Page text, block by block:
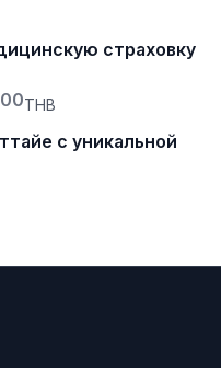
страховку
THB
с уникальной